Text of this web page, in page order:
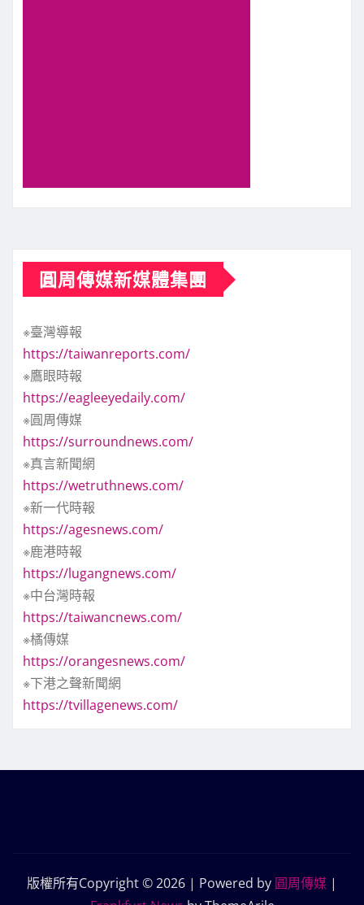
圓周傳媒新媒體集團
※臺灣導報
https://taiwanreports.com/
※鷹眼時報
https://eagleeyedaily.com/
※圓周傳媒
https://surroundnews.com/
※真言新聞網
https://wetruthnews.com/
※新一代時報
https://agesnews.com/
※鹿港時報
https://lugangnews.com/
※中台灣時報
https://taiwancnews.com/
※橘傳媒
https://orangesnews.com/
※下港之聲新聞網
https://tvillagenews.com/
版權所有Copyright © 2026 | Powered by 圓周傳媒 |